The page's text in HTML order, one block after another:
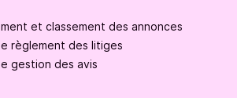
et classement des annonces
règlement des litiges
gestion des avis